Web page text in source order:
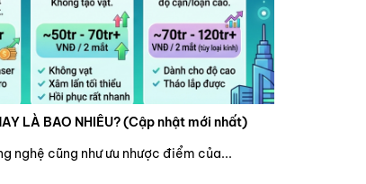
LÀ BAO NHIÊU? (Cập nhật mới nhất)
nghệ cũng như ưu nhược điểm của...